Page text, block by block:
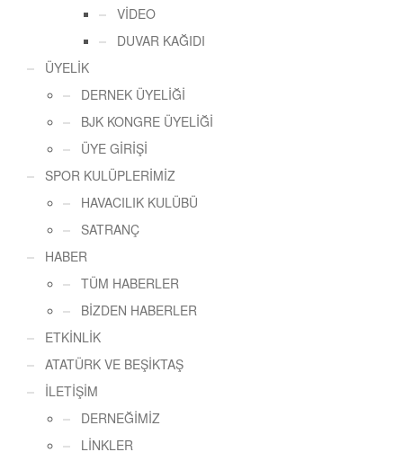
VİDEO
DUVAR KAĞIDI
ÜYELİK
DERNEK ÜYELİĞİ
BJK KONGRE ÜYELİĞİ
ÜYE GİRİŞİ
SPOR KULÜPLERİMİZ
HAVACILIK KULÜBÜ
SATRANÇ
HABER
TÜM HABERLER
BİZDEN HABERLER
ETKİNLİK
ATATÜRK VE BEŞİKTAŞ
İLETİŞİM
DERNEĞİMİZ
LİNKLER